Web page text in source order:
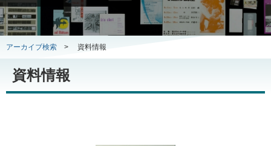
アーカイブ検索 > 資料情報
資料情報